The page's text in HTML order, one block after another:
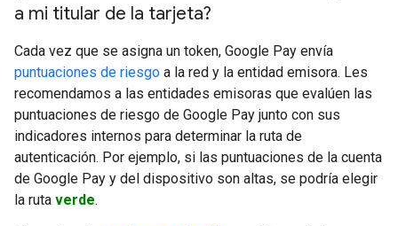
a mi titular de la tarjeta?
Cada vez que se asigna un token, Google Pay envía
puntuaciones de riesgo a la red y la entidad emisora. Les
recomendamos a las entidades emisoras que evalúen las
puntuaciones de riesgo de Google Pay junto con sus
indicadores internos para determinar la ruta de
autenticación. Por ejemplo, si las puntuaciones de la cuenta
de Google Pay y del dispositivo son altas, se podría elegir
la ruta verde.